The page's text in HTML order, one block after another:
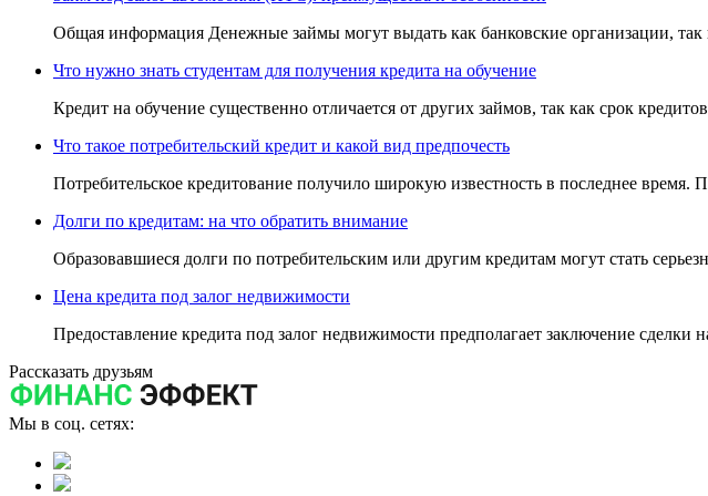
Общая информация Денежные займы могут выдать как банковские организации,
Что нужно знать студентам для получения кредита на обучение
Кредит на обучение существенно отличается от других займов, так как срок
Что такое потребительский кредит и какой вид предпочесть
Потребительское кредитование получило широкую известность в последнее время.
Долги по кредитам: на что обратить внимание
Образовавшиеся долги по потребительским или другим кредитам могут стать
Цена кредита под залог недвижимости
Предоставление кредита под залог недвижимости предполагает заключение
Рассказать друзьям
Мы в соц. сетях: